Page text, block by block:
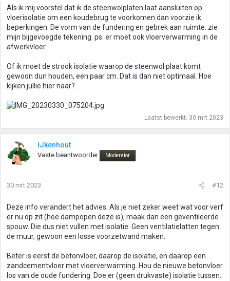
Als ik mij voorstel dat ik de steenwolplaten laat aansluiten op
vloerisolatie om een koudebrug te voorkomen dan voorzie ik
beperkingen. De vorm van de fundering en gebrek aan ruimte. zie
mijn bijgevoegde tekening. ps: er moet ook vloerverwarming in de
afwerkvloer.
Of ik moet de strook isolatie waarop de steenwol plaat komt
gewoon dun houden, een paar cm. Dat is dan niet optimaal. Hoe
kijken jullie hier naar?
Laatst bewerkt: 30 mrt 2023
IJkenhout
Vaste beantwoorder Moderator
30 mrt 2023 #12
Deze info verandert het advies. Als je niet zeker weet wat voor verf
er nu op zit (hoe dampopen deze is), maak dan een geventileerde
spouw. Die dus niet vullen met isolatie. Geen ventilatielatten tegen
de muur, gewoon een losse voorzetwand maken.
Beter is eerst de betonvloer, daarop de isolatie, en daarop een
zandcementvloer met vloerverwarming. Hou de nieuwe betonvloer
los van de oude fundering. Doe er (geen drukvaste) isolatie tussen.